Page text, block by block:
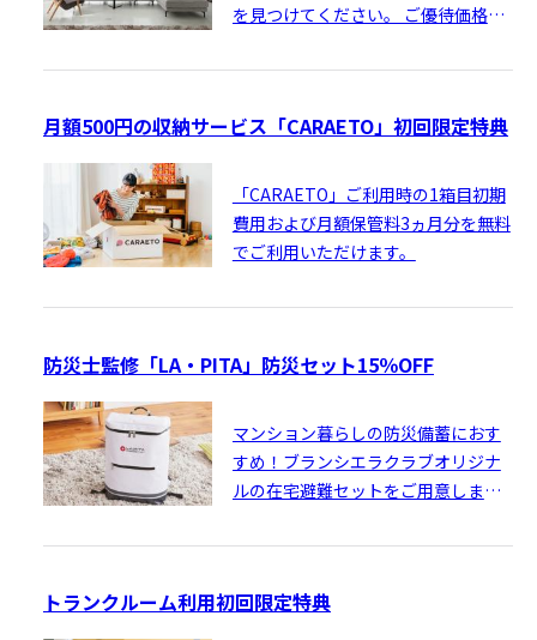
を見つけてください。 ご優待価格で
月額500円の収納サービス「CARAETO」初回限定特典
「CARAETO」ご利用時の1箱目初期
費用および月額保管料3ヵ月分を無料
でご利用いただけます。
防災士監修「LA・PITA」防災セット15％OFF
マンション暮らしの防災備蓄におす
すめ！ブランシエラクラブオリジナ
ルの在宅避難セットをご用意しまし
トランクルーム利用初回限定特典